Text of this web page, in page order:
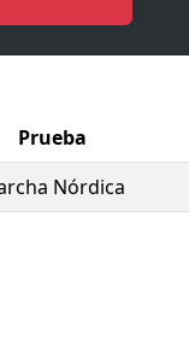
Prueba
Nórdica